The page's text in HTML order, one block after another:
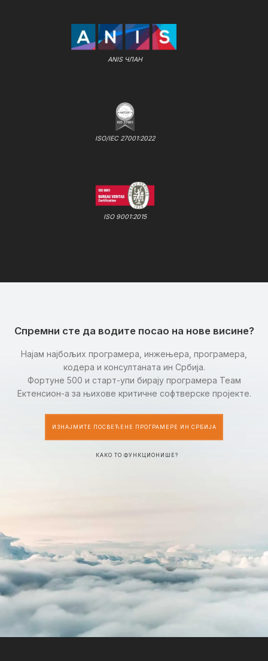
ANIS ЧЛАН
ISO/IEC 27001:2022
ISO 9001:2015
Спремни сте да водите посао на нове висине?
Најам најбољих програмера, инжењера, програмера,
кодера и консултаната ин Србија.
Фортуне 500 и старт-упи бирају програмера Теам
Ектенсион-а за њихове критичне софтверске пројекте.
ИЗНАЈМИТЕ ПОСВЕЋЕНЕ ПРОГРАМЕРЕ ИН СРБИЈА
КАКО ТО ФУНКЦИОНИШЕ?